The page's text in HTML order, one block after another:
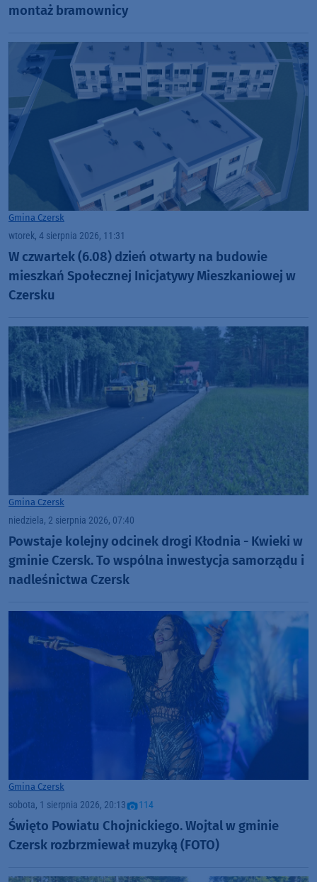
montaż bramownicy
Gmina Czersk
wtorek, 4 sierpnia 2026, 11:31
W czwartek (6.08) dzień otwarty na budowie
mieszkań Społecznej Inicjatywy Mieszkaniowej w
Czersku
Gmina Czersk
niedziela, 2 sierpnia 2026, 07:40
Powstaje kolejny odcinek drogi Kłodnia - Kwieki w
gminie Czersk. To wspólna inwestycja samorządu i
nadleśnictwa Czersk
Gmina Czersk
sobota, 1 sierpnia 2026, 20:13 114
Święto Powiatu Chojnickiego. Wojtal w gminie
Czersk rozbrzmiewał muzyką (FOTO)